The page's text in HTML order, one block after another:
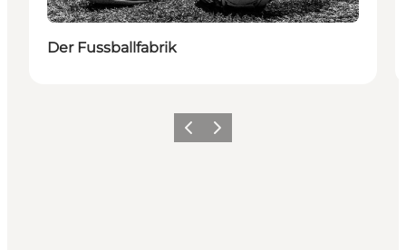
Der Fussballfabrik
ZurückWeiter